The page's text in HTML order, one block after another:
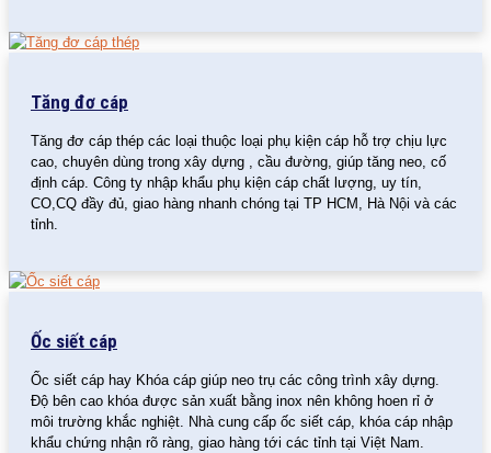
Tăng đơ cáp
Tăng đơ cáp thép các loại thuộc loại phụ kiện cáp hỗ trợ chịu lực
cao, chuyên dùng trong xây dựng , cầu đường, giúp tăng neo, cố
định cáp. Công ty nhập khẩu phụ kiện cáp chất lượng, uy tín,
CO,CQ đầy đủ, giao hàng nhanh chóng tại TP HCM, Hà Nội và các
tỉnh.
Ốc siết cáp
Ốc siết cáp hay Khóa cáp giúp neo trụ các công trình xây dựng.
Độ bên cao khóa được sản xuất bằng inox nên không hoen rỉ ở
môi trường khắc nghiệt. Nhà cung cấp ốc siết cáp, khóa cáp nhập
khẩu chứng nhận rõ ràng, giao hàng tới các tỉnh tại Việt Nam.